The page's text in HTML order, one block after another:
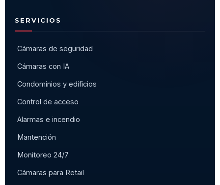
SERVICIOS
Cámaras de seguridad
Cámaras con IA
Condominios y edificios
Control de acceso
Alarmas e incendio
Mantención
Monitoreo 24/7
Cámaras para Retail